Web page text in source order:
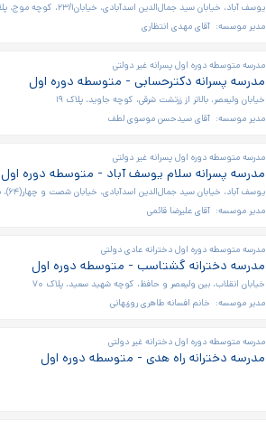
یوسف آباد، خیابان سید جمال‌الدین اسدآبادی، خیابان۲۳/۱، کوچه موج، پلاک ۱۱
مدیر موسسه: آقای مهدی انتظاری
مدرسه متوسطه دوره اول پسرانه غیر دولتی
مدرسه پسرانه دکترحسابی - متوسطه دوره اول
خیابان ولیعصر، بالاتر از زرتشت شرقی، کوچه جاوید، پلاک ۱۹
مدیر موسسه: آقای سیدحسن موسوی لطف
مدرسه متوسطه دوره اول پسرانه غیر دولتی
مدرسه پسرانه سلام یوسف آباد - متوسطه دوره اول
یوسف آباد، خیابان سید جمال‌الدین اسدآبادی، خیابان شصت و چهار(۶۴)، پلاک ۱۴
مدیر موسسه: آقای علیرضا قائمی
مدرسه متوسطه دوره اول دخترانه عادی دولتی
مدرسه دخترانه گشتاسب - متوسطه دوره اول
خیابان انقلاب، بین ولیعصر و حافظ، کوچه شهید سعید، پلاک ۷۰
مدیر موسسه: خانم افسانه طاهری روزبهانی
مدرسه متوسطه دوره اول دخترانه غیر دولتی
مدرسه دخترانه راه هدی - متوسطه دوره اول